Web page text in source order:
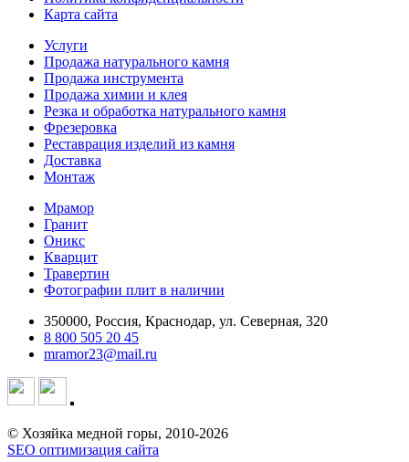
Карта сайта
Услуги
Продажа натурального камня
Продажа инструмента
Продажа химии и клея
Резка и обработка натурального камня
Фрезеровка
Реставрация изделий из камня
Доставка
Монтаж
Мрамор
Гранит
Оникс
Кварцит
Травертин
Фотографии плит в наличии
350000, Россия, Краснодар, ул. Северная, 320
8 800 505 20 45
mramor23@mail.ru
© Хозяйка медной горы, 2010-2026
SEO оптимизация сайта